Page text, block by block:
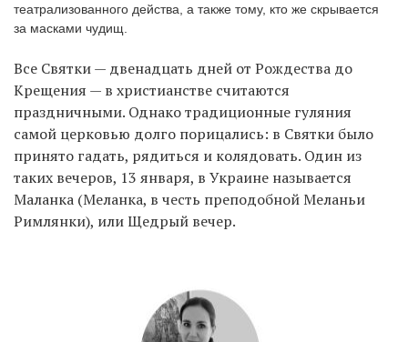
театрализованного действа, а также тому, кто же скрывается
за масками чудищ.
Все Святки — двенадцать дней от Рождества до
Крещения — в христианстве считаются
праздничными. Однако традиционные гуляния
самой церковью долго порицались: в Святки было
принято гадать, рядиться и колядовать. Один из
таких вечеров, 13 января, в Украине называется
Маланка (Меланка, в честь преподобной Меланьи
Римлянки), или Щедрый вечер.